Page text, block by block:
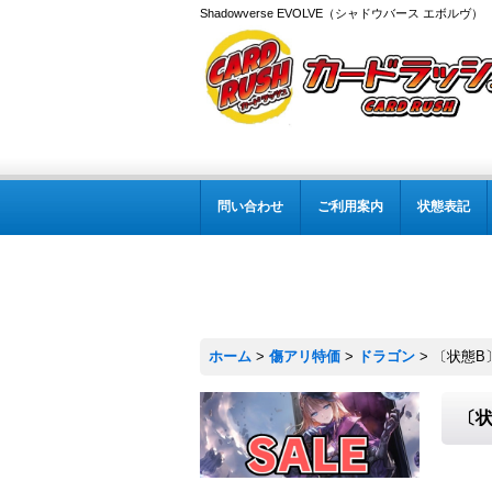
Shadowverse EVOLVE（シャドウバース エボルヴ
問い合わせ ご利用案内 状態表記
ホーム > 傷アリ特価 > ドラゴン > 〔状態
〔